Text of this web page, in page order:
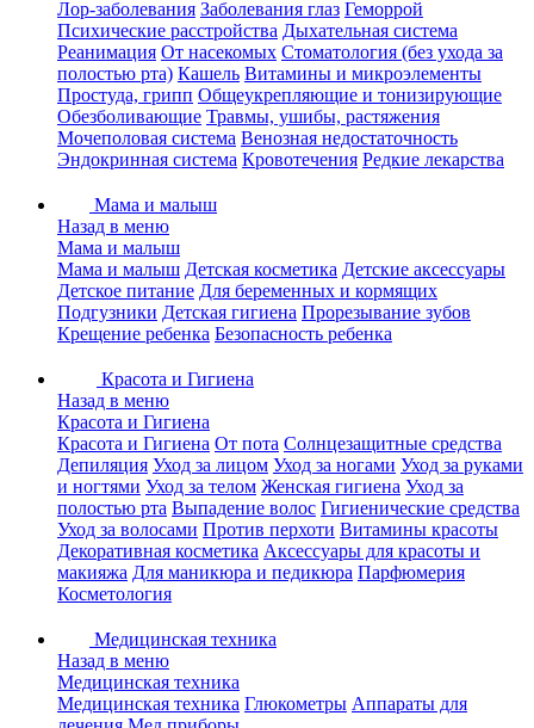
Лор-заболевания Заболевания глаз Геморрой
Психические расстройства Дыхательная система
Реанимация От насекомых Стоматология (без ухода за
полостью рта) Кашель Витамины и микроэлементы
Простуда, грипп Общеукрепляющие и тонизирующие
Обезболивающие Травмы, ушибы, растяжения
Мочеполовая система Венозная недостаточность
Эндокринная система Кровотечения Редкие лекарства
Мама и малыш
Назад в меню
Мама и малыш
Мама и малыш Детская косметика Детские аксессуары
Детское питание Для беременных и кормящих
Подгузники Детская гигиена Прорезывание зубов
Крещение ребенка Безопасность ребенка
Красота и Гигиена
Назад в меню
Красота и Гигиена
Красота и Гигиена От пота Солнцезащитные средства
Депиляция Уход за лицом Уход за ногами Уход за руками
и ногтями Уход за телом Женская гигиена Уход за
полостью рта Выпадение волос Гигиенические средства
Уход за волосами Против перхоти Витамины красоты
Декоративная косметика Аксессуары для красоты и
макияжа Для маникюра и педикюра Парфюмерия
Косметология
Медицинская техника
Назад в меню
Медицинская техника
Медицинская техника Глюкометры Аппараты для